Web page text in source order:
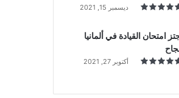
ديسمبر 15, 2021
امتحان القيادة في ألمانيا
أكتوبر 27, 2021